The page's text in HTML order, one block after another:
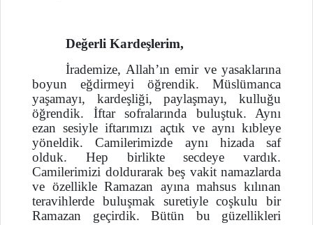
Değerli Kardeşlerim,
İrademize, Allah’ın emir ve yasaklarına
boyun eğdirmeyi öğrendik. Müslümanca
yaşamayı, kardeşliği, paylaşmayı, kulluğu
öğrendik. İftar sofralarında buluştuk. Aynı
ezan sesiyle iftarımızı açtık ve aynı kıbleye
yöneldik. Camilerimizde aynı hizada saf
olduk. Hep birlikte secdeye vardık.
Camilerimizi doldurarak beş vakit namazlarda
ve özellikle Ramazan ayına mahsus kılınan
teravihlerde buluşmak suretiyle coşkulu bir
Ramazan geçirdik. Bütün bu güzellikleri